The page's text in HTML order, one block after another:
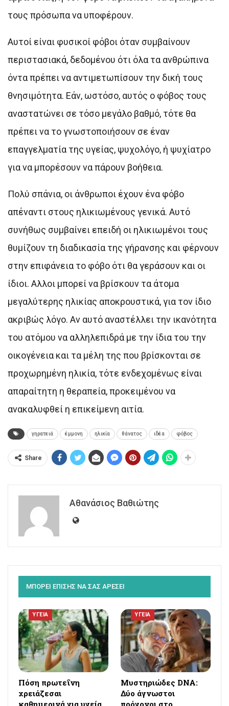
τους πρόσωπα να υποφέρουν.
Αυτοί είναι φυσικοί φόβοι όταν συμβαίνουν
περιστασιακά, δεδομένου ότι όλα τα ανθρώπινα
όντα πρέπει να αντιμετωπίσουν την δική τους
θνησιμότητα. Εάν, ωστόσο, αυτός ο φόβος τους
αναστατώνει σε τόσο μεγάλο βαθμό, τότε θα
πρέπει να το γνωστοποιήσουν σε έναν
επαγγελματία της υγείας, ψυχολόγο, ή ψυχίατρο
για να μπορέσουν να πάρουν βοήθεια.
Πολύ σπάνια, οι άνθρωποι έχουν ένα φόβο
απέναντι στους ηλικιωμένους γενικά. Αυτό
συνήθως συμβαίνει επειδή οι ηλικιωμένοι τους
θυμίζουν τη διαδικασία της γήρανσης και φέρνουν
στην επιφάνεια το φόβο ότι θα γεράσουν και οι
ίδιοι. Αλλοι μπορεί να βρίσκουν τα άτομα
μεγαλύτερης ηλικίας αποκρουστικά, για τον ίδιο
ακριβώς λόγο. Αν αυτό αναστέλλει την ικανότητα
του ατόμου να αλληλεπιδρά με την ίδια του την
οικογένεια και τα μέλη της που βρίσκονται σε
προχωρημένη ηλικία, τότε ενδεχομένως είναι
απαραίτητη η θεραπεία, προκειμένου να
ανακαλυφθεί η επικείμενη αιτία.
γηρατειά έμμονη ηλικία θάνατος ιδέα φόβος
Share
Αθανάσιος Βαθιώτης
ΜΠΟΡΕΙ ΕΠΙΣΗΣ ΝΑ ΣΑΣ ΑΡΕΣΕΙ
ΥΓΕΙΑ
Πόση πρωτεΐνη
χρειάζεσαι
ΥΓΕΙΑ
Μυστηριώδες DNA:
Δύο άγνωστοι